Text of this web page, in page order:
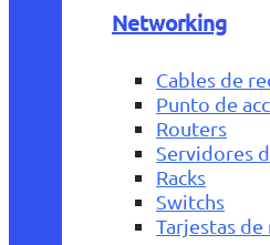
Networking
Cables de
Punto de
Routers
Servidores
Racks
Switchs
Tarjestas de